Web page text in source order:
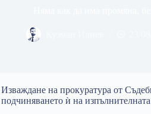
Изваждане на прокуратура от
подчиняването ѝ на